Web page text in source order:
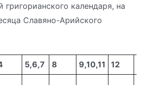
григорианского календаря, на
Славяно-Арийского
5,6,7 8 9,10,11 12